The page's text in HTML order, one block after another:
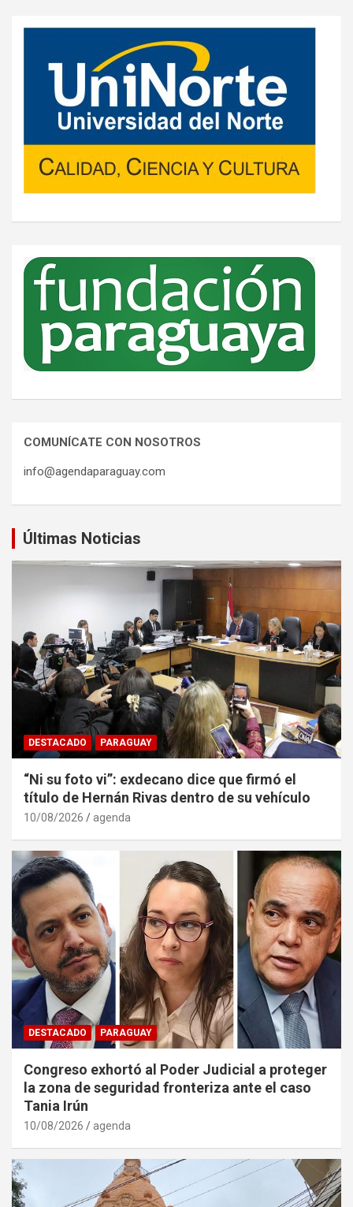
COMUNÍCATE CON NOSOTROS
info@agendaparaguay.com
Últimas Noticias
DESTACADO PARAGUAY
“Ni su foto vi”: exdecano dice que firmó el
título de Hernán Rivas dentro de su vehículo
10/08/2026 agenda
DESTACADO PARAGUAY
Congreso exhortó al Poder Judicial a proteger
la zona de seguridad fronteriza ante el caso
Tania Irún
10/08/2026 agenda